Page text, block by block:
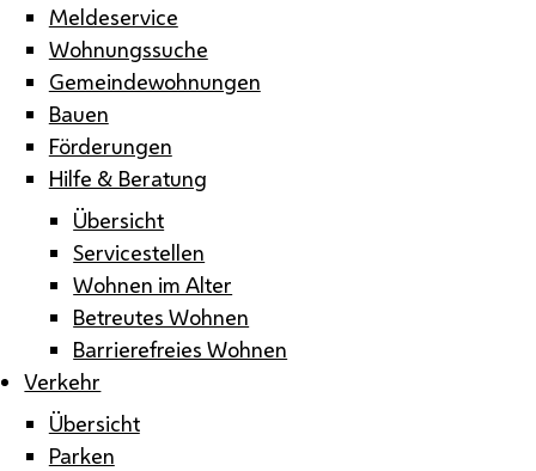
Meldeservice
Wohnungssuche
Gemeindewohnungen
Bauen
Förderungen
Hilfe & Beratung
Übersicht
Servicestellen
Wohnen im Alter
Betreutes Wohnen
Barrierefreies Wohnen
Verkehr
Übersicht
Parken